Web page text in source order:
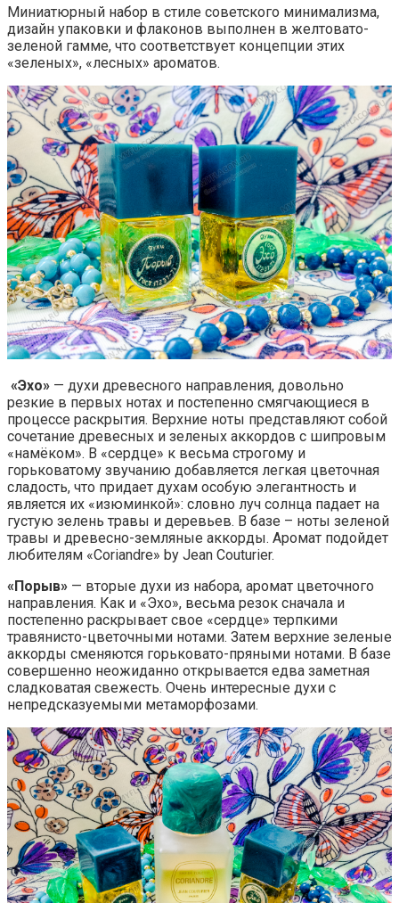
Миниатюрный набор в стиле советского минимализма,
дизайн упаковки и флаконов выполнен в желтовато-
зеленой гамме, что соответствует концепции этих
«зеленых», «лесных» ароматов.
«Эхо» — духи древесного направления, довольно
резкие в первых нотах и постепенно смягчающиеся в
процессе раскрытия. Верхние ноты представляют собой
сочетание древесных и зеленых аккордов с шипровым
«намёком». В «сердце» к весьма строгому и
горьковатому звучанию добавляется легкая цветочная
сладость, что придает духам особую элегантность и
является их «изюминкой»: словно луч солнца падает на
густую зелень травы и деревьев. В базе – ноты зеленой
травы и древесно-земляные аккорды. Аромат подойдет
любителям «Coriandre» by Jean Couturier.
«Порыв» — вторые духи из набора, аромат цветочного
направления. Как и «Эхо», весьма резок сначала и
постепенно раскрывает свое «сердце» терпкими
травянисто-цветочными нотами. Затем верхние зеленые
аккорды сменяются горьковато-пряными нотами. В базе
совершенно неожиданно открывается едва заметная
сладковатая свежесть. Очень интересные духи с
непредсказуемыми метаморфозами.